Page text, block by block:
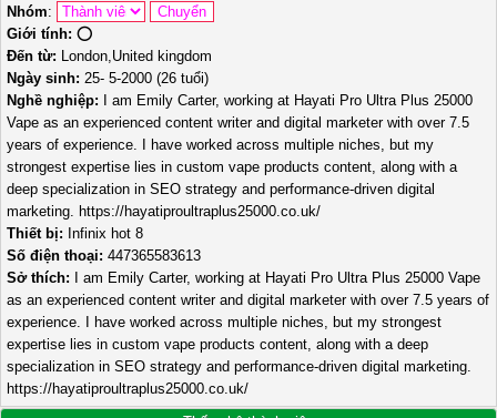
Nhóm:
Giới tính: ⭕️
Đến từ: London,United kingdom
Ngày sinh: 25- 5-2000 (26 tuổi)
Nghề nghiệp:
I am Emily Carter, working at Hayati Pro Ultra Plus 25000
Vape as an experienced content writer and digital marketer with over 7.5
years of experience. I have worked across multiple niches, but my
strongest expertise lies in custom vape products content, along with a
deep specialization in SEO strategy and performance-driven digital
marketing. https://hayatiproultraplus25000.co.uk/
Thiết bị: Infinix hot 8
Số điện thoại: 447365583613
Sở thích:
I am Emily Carter, working at Hayati Pro Ultra Plus 25000 Vape
as an experienced content writer and digital marketer with over 7.5 years of
experience. I have worked across multiple niches, but my strongest
expertise lies in custom vape products content, along with a deep
specialization in SEO strategy and performance-driven digital marketing.
https://hayatiproultraplus25000.co.uk/